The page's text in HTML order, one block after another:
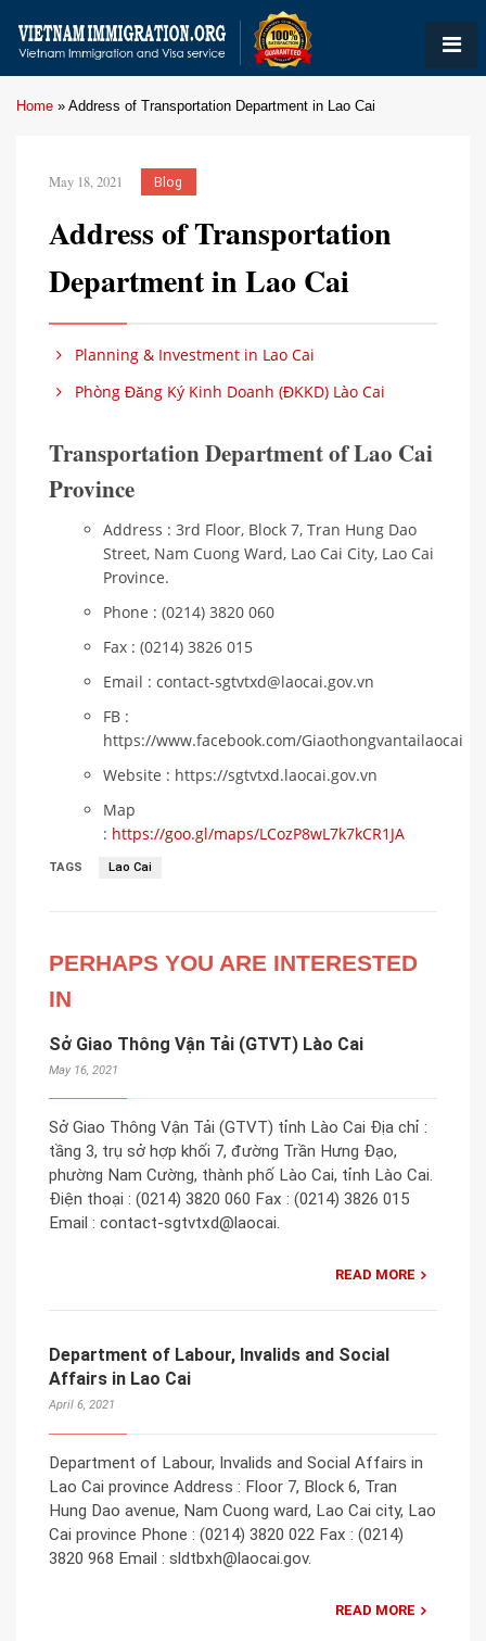
Home » Address of Transportation Department in Lao Cai
May 18, 2021 Blog
Address of Transportation
Department in Lao Cai
Planning & Investment in Lao Cai
Phòng Đăng Ký Kinh Doanh (ĐKKD) Lào Cai
Transportation Department of Lao Cai
Province
Address : 3rd Floor, Block 7, Tran Hung Dao
Street, Nam Cuong Ward, Lao Cai City, Lao Cai
Province.
Phone : (0214) 3820 060
Fax : (0214) 3826 015
Email : contact-sgtvtxd@laocai.gov.vn
FB :
https://www.facebook.com/Giaothongvantailaocai
Website : https://sgtvtxd.laocai.gov.vn
Map
: https://goo.gl/maps/LCozP8wL7k7kCR1JA
TAGS Lao Cai
PERHAPS YOU ARE INTERESTED
IN
Sở Giao Thông Vận Tải (GTVT) Lào Cai
May 16, 2021
Sở Giao Thông Vận Tải (GTVT) tỉnh Lào Cai Địa chỉ :
tầng 3, trụ sở hợp khối 7, đường Trần Hưng Đạo,
phường Nam Cường, thành phố Lào Cai, tỉnh Lào Cai.
Điện thoại : (0214) 3820 060 Fax : (0214) 3826 015
Email : contact-sgtvtxd@laocai.
READ MORE
Department of Labour, Invalids and Social
Affairs in Lao Cai
April 6, 2021
Department of Labour, Invalids and Social Affairs in
Lao Cai province Address : Floor 7, Block 6, Tran
Hung Dao avenue, Nam Cuong ward, Lao Cai city, Lao
Cai province Phone : (0214) 3820 022 Fax : (0214)
3820 968 Email : sldtbxh@laocai.gov.
READ MORE